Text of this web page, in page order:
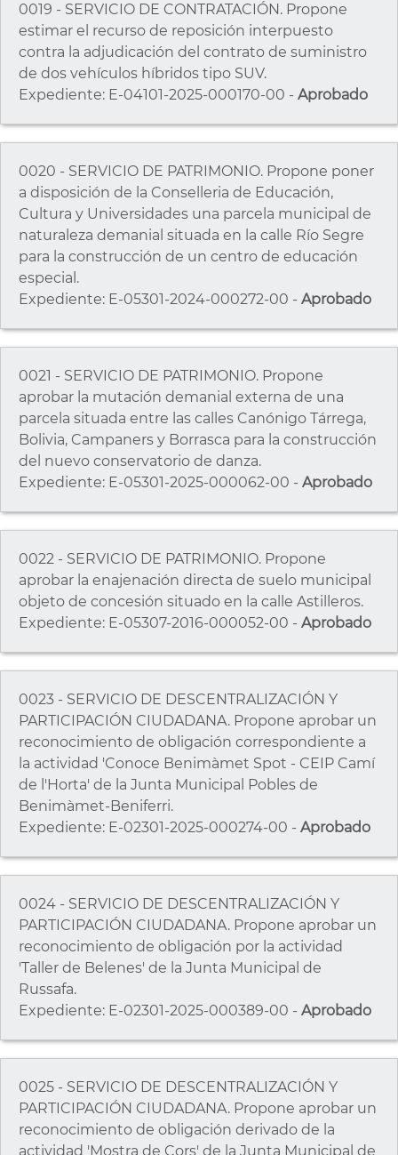
0019 - SERVICIO DE CONTRATACIÓN. Propone
estimar el recurso de reposición interpuesto
contra la adjudicación del contrato de suministro
de dos vehículos híbridos tipo SUV.
Expediente: E-04101-2025-000170-00 - Aprobado
0020 - SERVICIO DE PATRIMONIO. Propone poner
a disposición de la Conselleria de Educación,
Cultura y Universidades una parcela municipal de
naturaleza demanial situada en la calle Río Segre
para la construcción de un centro de educación
especial.
Expediente: E-05301-2024-000272-00 - Aprobado
0021 - SERVICIO DE PATRIMONIO. Propone
aprobar la mutación demanial externa de una
parcela situada entre las calles Canónigo Tárrega,
Bolivia, Campaners y Borrasca para la construcción
del nuevo conservatorio de danza.
Expediente: E-05301-2025-000062-00 - Aprobado
0022 - SERVICIO DE PATRIMONIO. Propone
aprobar la enajenación directa de suelo municipal
objeto de concesión situado en la calle Astilleros.
Expediente: E-05307-2016-000052-00 - Aprobado
0023 - SERVICIO DE DESCENTRALIZACIÓN Y
PARTICIPACIÓN CIUDADANA. Propone aprobar un
reconocimiento de obligación correspondiente a
la actividad 'Conoce Benimàmet Spot - CEIP Camí
de l'Horta' de la Junta Municipal Pobles de
Benimàmet-Beniferri.
Expediente: E-02301-2025-000274-00 - Aprobado
0024 - SERVICIO DE DESCENTRALIZACIÓN Y
PARTICIPACIÓN CIUDADANA. Propone aprobar un
reconocimiento de obligación por la actividad
'Taller de Belenes' de la Junta Municipal de
Russafa.
Expediente: E-02301-2025-000389-00 - Aprobado
0025 - SERVICIO DE DESCENTRALIZACIÓN Y
PARTICIPACIÓN CIUDADANA. Propone aprobar un
reconocimiento de obligación derivado de la
actividad 'Mostra de Cors' de la Junta Municipal de